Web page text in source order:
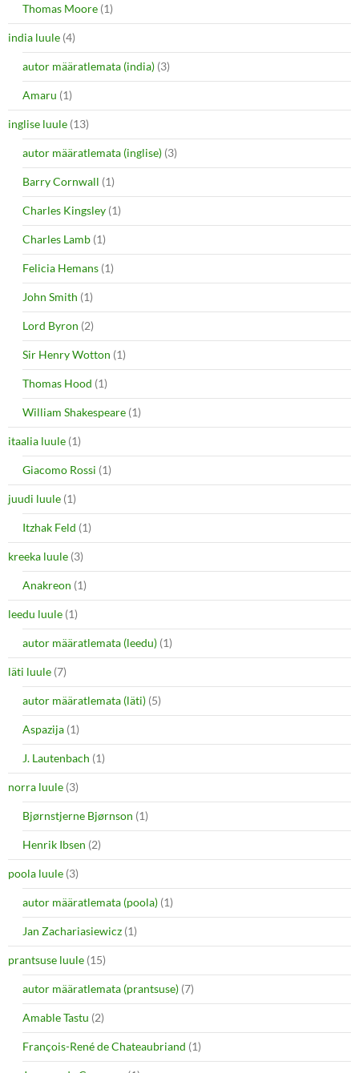
Thomas Moore (1)
india luule (4)
autor määratlemata (india) (3)
Amaru (1)
inglise luule (13)
autor määratlemata (inglise) (3)
Barry Cornwall (1)
Charles Kingsley (1)
Charles Lamb (1)
Felicia Hemans (1)
John Smith (1)
Lord Byron (2)
Sir Henry Wotton (1)
Thomas Hood (1)
William Shakespeare (1)
itaalia luule (1)
Giacomo Rossi (1)
juudi luule (1)
Itzhak Feld (1)
kreeka luule (3)
Anakreon (1)
leedu luule (1)
autor määratlemata (leedu) (1)
läti luule (7)
autor määratlemata (läti) (5)
Aspazija (1)
J. Lautenbach (1)
norra luule (3)
Bjørnstjerne Bjørnson (1)
Henrik Ibsen (2)
poola luule (3)
autor määratlemata (poola) (1)
Jan Zachariasiewicz (1)
prantsuse luule (15)
autor määratlemata (prantsuse) (7)
Amable Tastu (2)
François-René de Chateaubriand (1)